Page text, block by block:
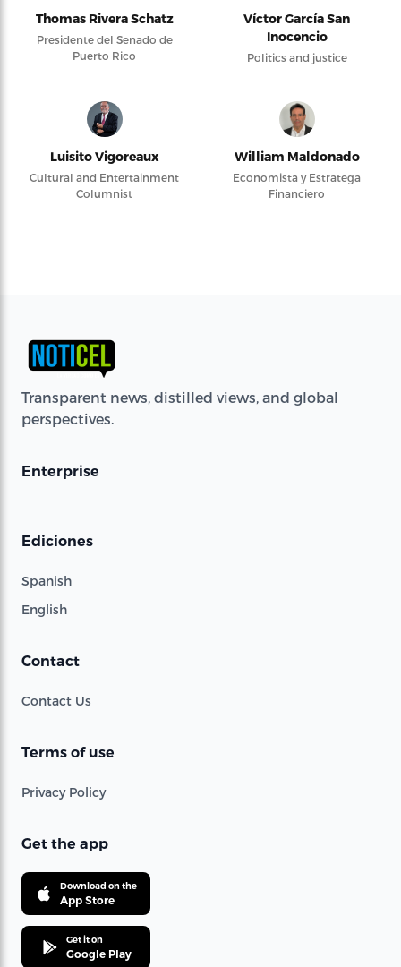
Thomas Rivera Schatz
Presidente del Senado de
Puerto Rico
Víctor García San
Inocencio
Politics and justice
Luisito Vigoreaux
Cultural and Entertainment
Columnist
William Maldonado
Economista y Estratega
Financiero
Transparent news, distilled views, and global
perspectives.
Enterprise
Ediciones
Spanish
English
Contact
Contact Us
Terms of use
Privacy Policy
Get the app
Download on the
App Store
Get it on
Google Play